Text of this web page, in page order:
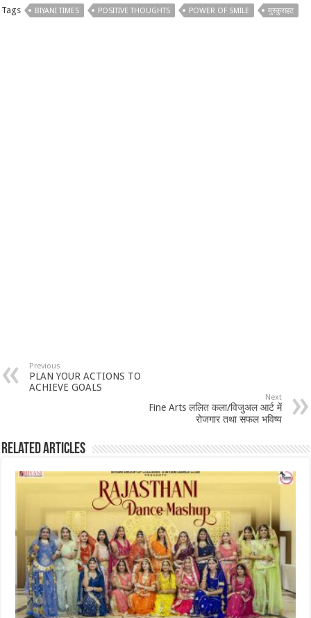
Tags BIYANI TIMES POSITIVE THOUGHTS POWER OF SMILE मुस्कुराहट
Previous
PLAN YOUR ACTIONS TO
ACHIEVE GOALS
Next
Fine Arts ललित कला/विजुअल आर्ट में
रोजगार तथा सफल भविष्य
Related Articles